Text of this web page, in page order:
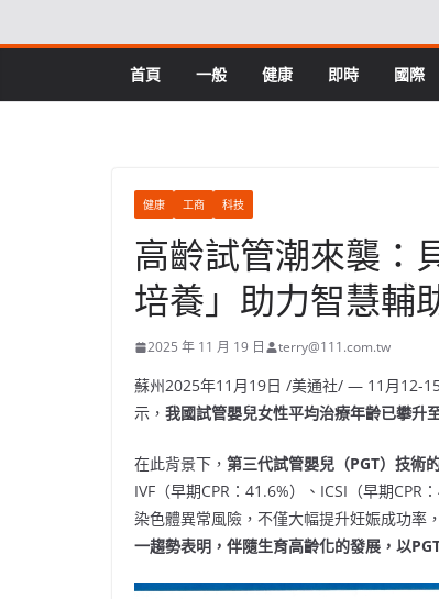
to
首頁 一般 健康 即時 國際
健康 工商 科技
高齡試管潮來襲：
培養」助力智慧輔
2025 年 11 月 19 日 terry@111.com.tw
蘇州2025年11月19日 /美通社/ — 11月12-15
示， 我國試管嬰兒女性平均治療年齡已攀升
在此背景下， 第三代試管嬰兒（PGT）技術
IVF（早期CPR：41.6%）、ICSI（早期
染色體異常風險，不僅大幅提升妊娠成功率
一趨勢表明，伴隨生育高齡化的發展，以